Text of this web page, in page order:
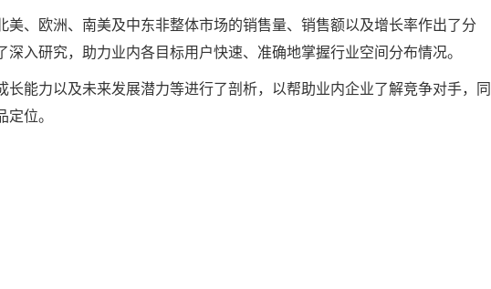
、欧洲、南美及中东非整体市场的销售量、销售额以及增长率作出了分
入研究，助力业内各目标用户快速、准确地掌握行业空间分布情况。
能力以及未来发展潜力等进行了剖析，以帮助业内企业了解竞争对手，同
位。